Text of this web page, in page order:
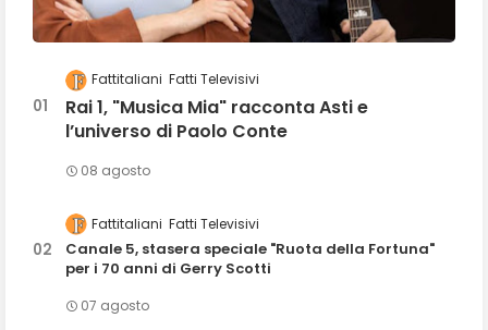
Fattitaliani Fatti Televisivi
Rai 1, "Musica Mia" racconta Asti e
l’universo di Paolo Conte
08 agosto
Fattitaliani Fatti Televisivi
Canale 5, stasera speciale "Ruota della Fortuna"
per i 70 anni di Gerry Scotti
07 agosto